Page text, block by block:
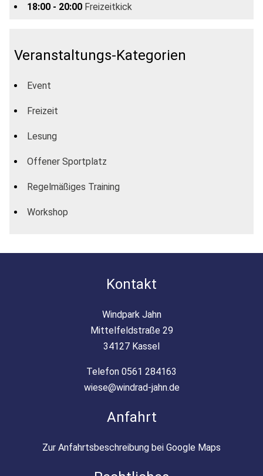
18:00 - 20:00 Freizeitkick
Veranstaltungs-Kategorien
Event
Freizeit
Lesung
Offener Sportplatz
Regelmäßiges Training
Workshop
Kontakt
Windpark Jahn
Mittelfeldstraße 29
34127 Kassel
Telefon 0561 284163
wiese@windrad-jahn.de
Anfahrt
Zur Anfahrtsbeschreibung bei Google Maps